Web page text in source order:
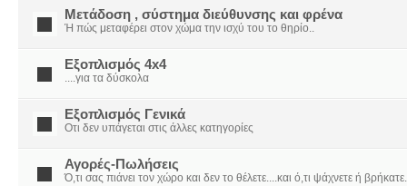
Μετάδοση , σύστημα διεύθυνσης και φρένα
Ή πώς μεταφέρει στον χώμα την ισχύ του το θηρίο..
Εξοπλισμός 4x4
....για τα δύσκολα
Εξοπλισμός Γενικά
Οτι δεν υπάγεται στις άλλες κατηγορίες
Αγορές-Πωλήσεις
Ό,τι σας πιάνει τον χώρο και δεν το θέλετε....και ό,τι ψάχνετε ή